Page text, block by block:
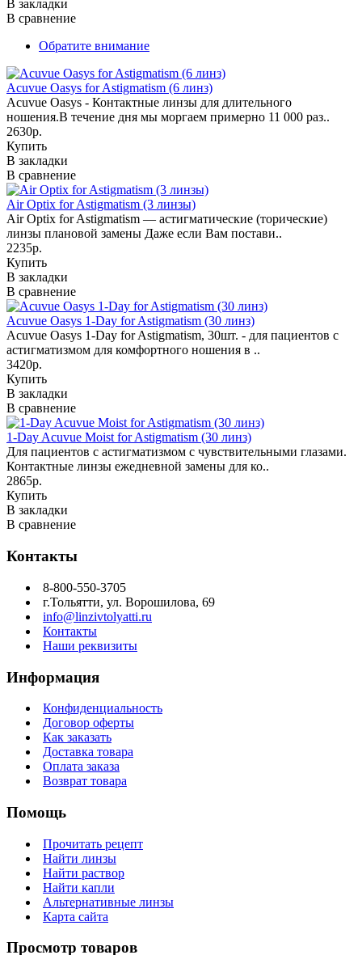
В закладки
В сравнение
Обратите внимание
Acuvue Oasys for Astigmatism (6 линз)
Acuvue Oasys - Контактные линзы для длительного
ношения.В течение дня мы моргаем примерно 11 000 раз..
2630р.
Купить
В закладки
В сравнение
Air Optix for Astigmatism (3 линзы)
Air Optix for Astigmatism — астигматические (торические)
линзы плановой замены Даже если Вам постави..
2235р.
Купить
В закладки
В сравнение
Acuvue Oasys 1-Day for Astigmatism (30 линз)
Acuvue Oasys 1-Day for Astigmatism, 30шт. - для пациентов с
астигматизмом для комфортного ношения в ..
3420р.
Купить
В закладки
В сравнение
1-Day Acuvue Moist for Astigmatism (30 линз)
Для пациентов с астигматизмом с чувствительными глазами.
Контактные линзы ежедневной замены для ко..
2865р.
Купить
В закладки
В сравнение
Контакты
8-800-550-3705
г.Тольятти, ул. Ворошилова, 69
info@linzivtolyatti.ru
Контакты
Наши реквизиты
Информация
Конфиденциальность
Договор оферты
Как заказать
Доставка товара
Оплата заказа
Возврат товара
Помощь
Прочитать рецепт
Найти линзы
Найти раствор
Найти капли
Альтернативные линзы
Карта сайта
Просмотр товаров